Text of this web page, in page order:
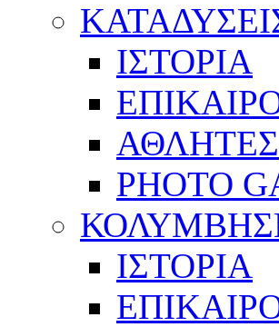
ΙΣΤΟΡΙΑ
ΑΘΛΗΤΕΣ
PHOTO
ΙΣΤΟΡΙΑ